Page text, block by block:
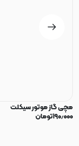
مچی گاز موتور سیکلت
۱۹۰٫۰۰۰تومان